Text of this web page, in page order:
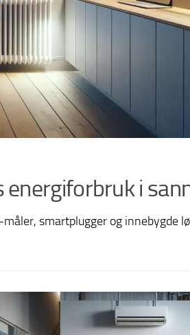
energiforbruk i
smartplugger og innebygde